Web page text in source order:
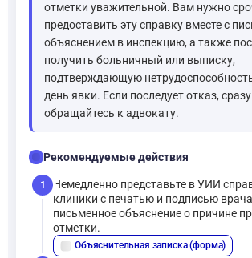
отметки уважительной. Вам нужно
предоставить эту справку вместе с
объяснением в инспекцию, а также
получить больничный или выписку,
подтверждающую
день явки. Если последует отказ, сразу
обращайтесь к адвокату.
checklistРекомендуемые действия
1
Немедленно представьте в УИИ
клиники с печатью и подписью
письменное объяснение о причине
отметки.
Объяснительная записка (форма)